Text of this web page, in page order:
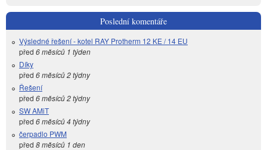
Poslední komentáře
Výsledné řešení - kotel RAY Protherm 12 KE / 14 EU
před 6 měsíců 1 týden
Díky
před 6 měsíců 2 týdny
Řešení
před 6 měsíců 2 týdny
SW AMiT
před 6 měsíců 4 týdny
čerpadlo PWM
před 8 měsíců 1 den